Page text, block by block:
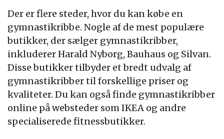
Der er flere steder, hvor du kan købe en
gymnastikribbe. Nogle af de mest populære
butikker, der sælger gymnastikribber,
inkluderer Harald Nyborg, Bauhaus og Silvan.
Disse butikker tilbyder et bredt udvalg af
gymnastikribber til forskellige priser og
kvaliteter. Du kan også finde gymnastikribber
online på websteder som IKEA og andre
specialiserede fitnessbutikker.